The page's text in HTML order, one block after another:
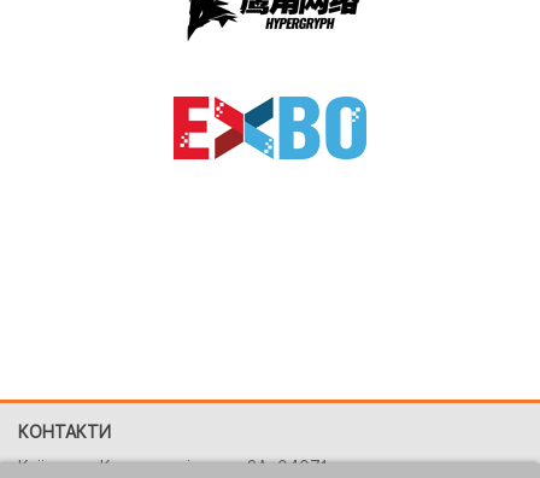
КОНТАКТИ
Київ, вул. Костянтинівська, 2A, 04071